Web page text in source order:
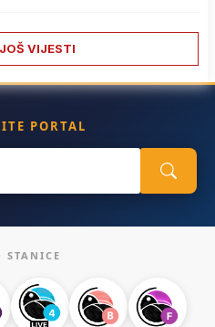
VIJESTI
PORTAL
STANICE